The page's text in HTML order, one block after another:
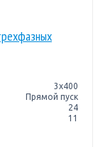
3х400
Прямой пуск
24
11